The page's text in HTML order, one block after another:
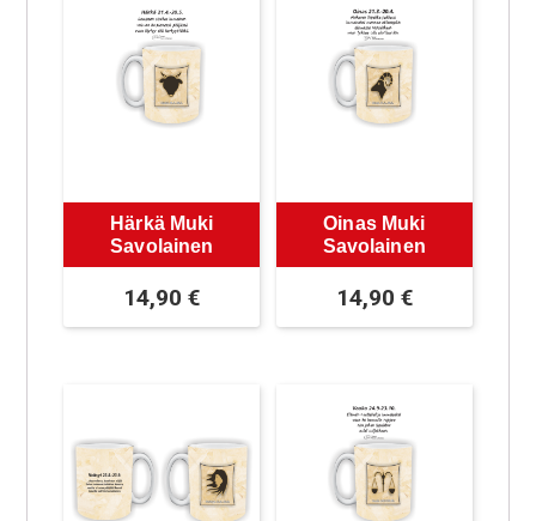
Härkä Muki
Savolainen
14,90€
Oinas Muki
Savolainen
14,90 €